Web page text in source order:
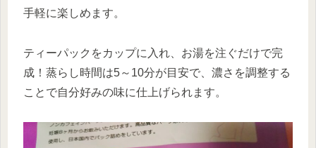
手軽に楽しめます。
ティーパックをカップに入れ、お湯を注ぐだけで完
成！蒸らし時間は5～10分が目安で、濃さを調整する
ことで自分好みの味に仕上げられます。